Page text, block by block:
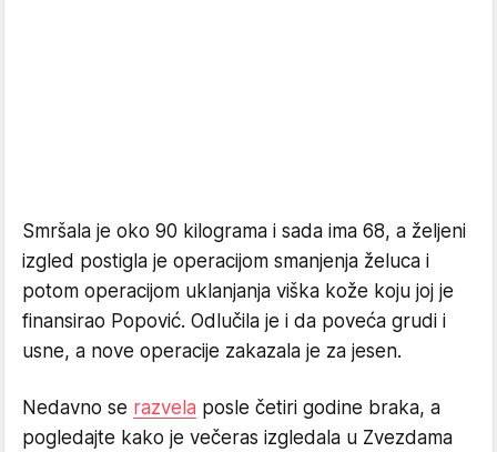
Smršala je oko 90 kilograma i sada ima 68, a željeni
izgled postigla je operacijom smanjenja želuca i
potom operacijom uklanjanja viška kože koju joj je
finansirao Popović. Odlučila je i da poveća grudi i
usne, a nove operacije zakazala je za jesen.
Nedavno se razvela posle četiri godine braka, a
pogledajte kako je večeras izgledala u Zvezdama